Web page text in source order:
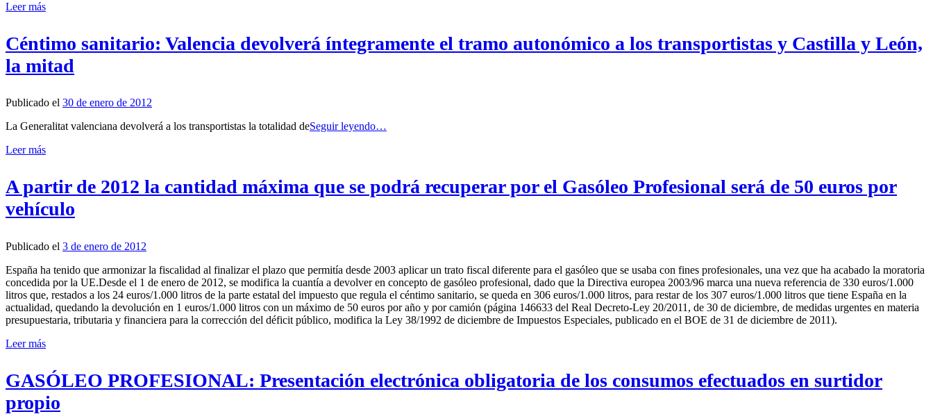
Leer más
Céntimo sanitario: Valencia devolverá íntegramente el tramo autonómico a los transportistas y Castilla y León,
la mitad
Publicado el 30 de enero de 2012
La Generalitat valenciana devolverá a los transportistas la totalidad deSeguir leyendo…
Leer más
A partir de 2012 la cantidad máxima que se podrá recuperar por el Gasóleo Profesional será de 50 euros por
vehículo
Publicado el 3 de enero de 2012
España ha tenido que armonizar la fiscalidad al finalizar el plazo que permitía desde 2003 aplicar un trato fiscal diferente para el gasóleo que se usaba con fines profesionales, una vez que ha acabado la moratoria
concedida por la UE.Desde el 1 de enero de 2012, se modifica la cuantía a devolver en concepto de gasóleo profesional, dado que la Directiva europea 2003/96 marca una nueva referencia de 330 euros/1.000
litros que, restados a los 24 euros/1.000 litros de la parte estatal del impuesto que regula el céntimo sanitario, se queda en 306 euros/1.000 litros, para restar de los 307 euros/1.000 litros que tiene España en la
actualidad, quedando la devolución en 1 euros/1.000 litros con un máximo de 50 euros por año y por camión (página 146633 del Real Decreto-Ley 20/2011, de 30 de diciembre, de medidas urgentes en materia
presupuestaria, tributaria y financiera para la corrección del déficit público, modifica la Ley 38/1992 de diciembre de Impuestos Especiales, publicado en el BOE de 31 de diciembre de 2011).
Leer más
GASÓLEO PROFESIONAL: Presentación electrónica obligatoria de los consumos efectuados en surtidor
propio